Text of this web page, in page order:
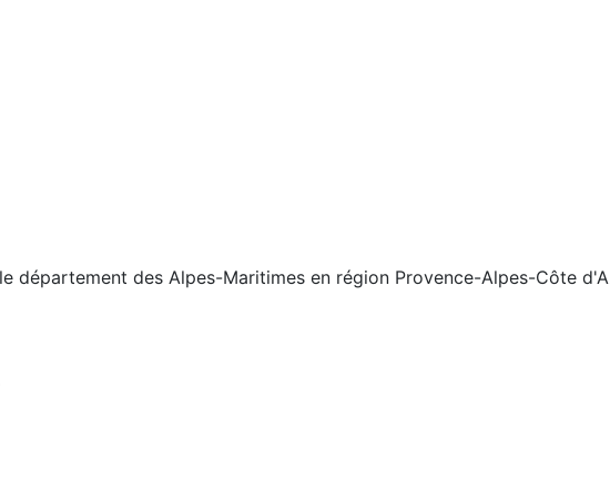
département des Alpes-Maritimes en région Provence-Alpes-Côte